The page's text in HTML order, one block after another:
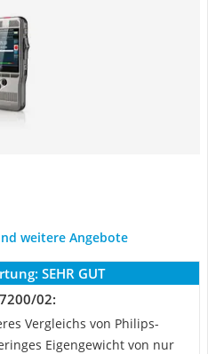
weitere Angebote
SEHR GUT
02:
Vergleichs von Philips-
Eigengewicht von nur